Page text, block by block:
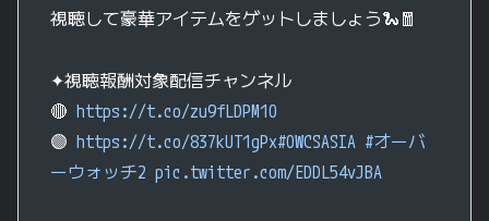
視聴して豪華アイテムをゲットしましょう🐍🧧
✦視聴報酬対象配信チャンネル
🔴 https://t.co/zu9fLDPM1O
🟣 https://t.co/837kUT1gPx#OWCSASIA #オーバ
ーウォッチ2 pic.twitter.com/EDDL54vJBA